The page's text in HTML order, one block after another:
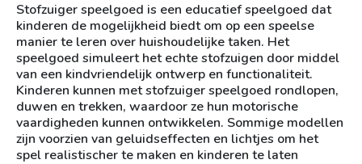
Stofzuiger speelgoed is een educatief speelgoed dat
kinderen de mogelijkheid biedt om op een speelse
manier te leren over huishoudelijke taken. Het
speelgoed simuleert het echte stofzuigen door middel
van een kindvriendelijk ontwerp en functionaliteit.
Kinderen kunnen met stofzuiger speelgoed rondlopen,
duwen en trekken, waardoor ze hun motorische
vaardigheden kunnen ontwikkelen. Sommige modellen
zijn voorzien van geluidseffecten en lichtjes om het
spel realistischer te maken en kinderen te laten